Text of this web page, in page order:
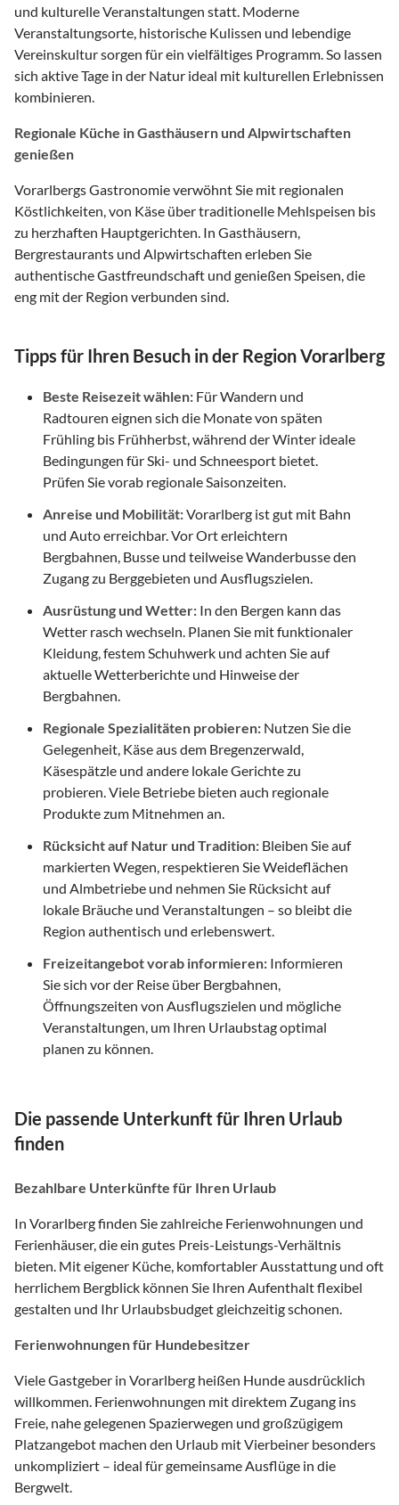
und kulturelle Veranstaltungen statt. Moderne
Veranstaltungsorte, historische Kulissen und lebendige
Vereinskultur sorgen für ein vielfältiges Programm. So lassen
sich aktive Tage in der Natur ideal mit kulturellen Erlebnissen
kombinieren.
Regionale Küche in Gasthäusern und Alpwirtschaften
genießen
Vorarlbergs Gastronomie verwöhnt Sie mit regionalen
Köstlichkeiten, von Käse über traditionelle Mehlspeisen bis
zu herzhaften Hauptgerichten. In Gasthäusern,
Bergrestaurants und Alpwirtschaften erleben Sie
authentische Gastfreundschaft und genießen Speisen, die
eng mit der Region verbunden sind.
Tipps für Ihren Besuch in der Region Vorarlberg
Beste Reisezeit wählen: Für Wandern und
Radtouren eignen sich die Monate von späten
Frühling bis Frühherbst, während der Winter ideale
Bedingungen für Ski- und Schneesport bietet.
Prüfen Sie vorab regionale Saisonzeiten.
Anreise und Mobilität:Vorarlberg ist gut mit Bahn
und Auto erreichbar. Vor Ort erleichtern
Bergbahnen, Busse und teilweise Wanderbusse den
Zugang zu Berggebieten und Ausflugszielen.
Ausrüstung und Wetter: In den Bergen kann das
Wetter rasch wechseln. Planen Sie mit funktionaler
Kleidung, festem Schuhwerk und achten Sie auf
aktuelle Wetterberichte und Hinweise der
Bergbahnen.
Regionale Spezialitäten probieren: Nutzen Sie die
Gelegenheit, Käse aus dem Bregenzerwald,
Käsespätzle und andere lokale Gerichte zu
probieren. Viele Betriebe bieten auch regionale
Produkte zum Mitnehmen an.
Rücksicht auf Natur und Tradition: Bleiben Sie auf
markierten Wegen, respektieren Sie Weideflächen
und Almbetriebe und nehmen Sie Rücksicht auf
lokale Bräuche und Veranstaltungen – so bleibt die
Region authentisch und erlebenswert.
Freizeitangebot vorab informieren: Informieren
Sie sich vor der Reise über Bergbahnen,
Öffnungszeiten von Ausflugszielen und mögliche
Veranstaltungen, um Ihren Urlaubstag optimal
planen zu können.
Die passende Unterkunft für Ihren Urlaub
finden
Bezahlbare Unterkünfte für Ihren Urlaub
In Vorarlberg finden Sie zahlreiche Ferienwohnungen und
Ferienhäuser, die ein gutes Preis-Leistungs-Verhältnis
bieten. Mit eigener Küche, komfortabler Ausstattung und oft
herrlichem Bergblick können Sie Ihren Aufenthalt flexibel
gestalten und Ihr Urlaubsbudget gleichzeitig schonen.
Ferienwohnungen für Hundebesitzer
Viele Gastgeber in Vorarlberg heißen Hunde ausdrücklich
willkommen. Ferienwohnungen mit direktem Zugang ins
Freie, nahe gelegenen Spazierwegen und großzügigem
Platzangebot machen den Urlaub mit Vierbeiner besonders
unkompliziert – ideal für gemeinsame Ausflüge in die
Bergwelt.